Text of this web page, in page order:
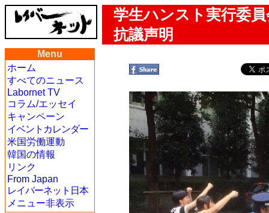
学生ハンスト実行委
抗議声明
Menu
ホーム
すべてのニュース
Labornet TV
コラム/エッセイ
キャンペーン
イベントカレンダー
米国労働運動
韓国の情報
リンク
From Japan
レイバーネット日本
メニュー非表示